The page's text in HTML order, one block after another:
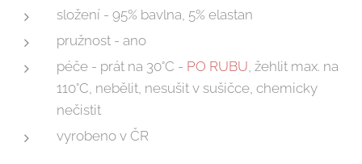
složení - 95% bavlna, 5% elastan
pružnost - ano
péče - prát na 30°C - PO RUBU, žehlit max. na
110°C, nebělit, nesušit v sušičce, chemicky
nečistit
vyrobeno v ČR